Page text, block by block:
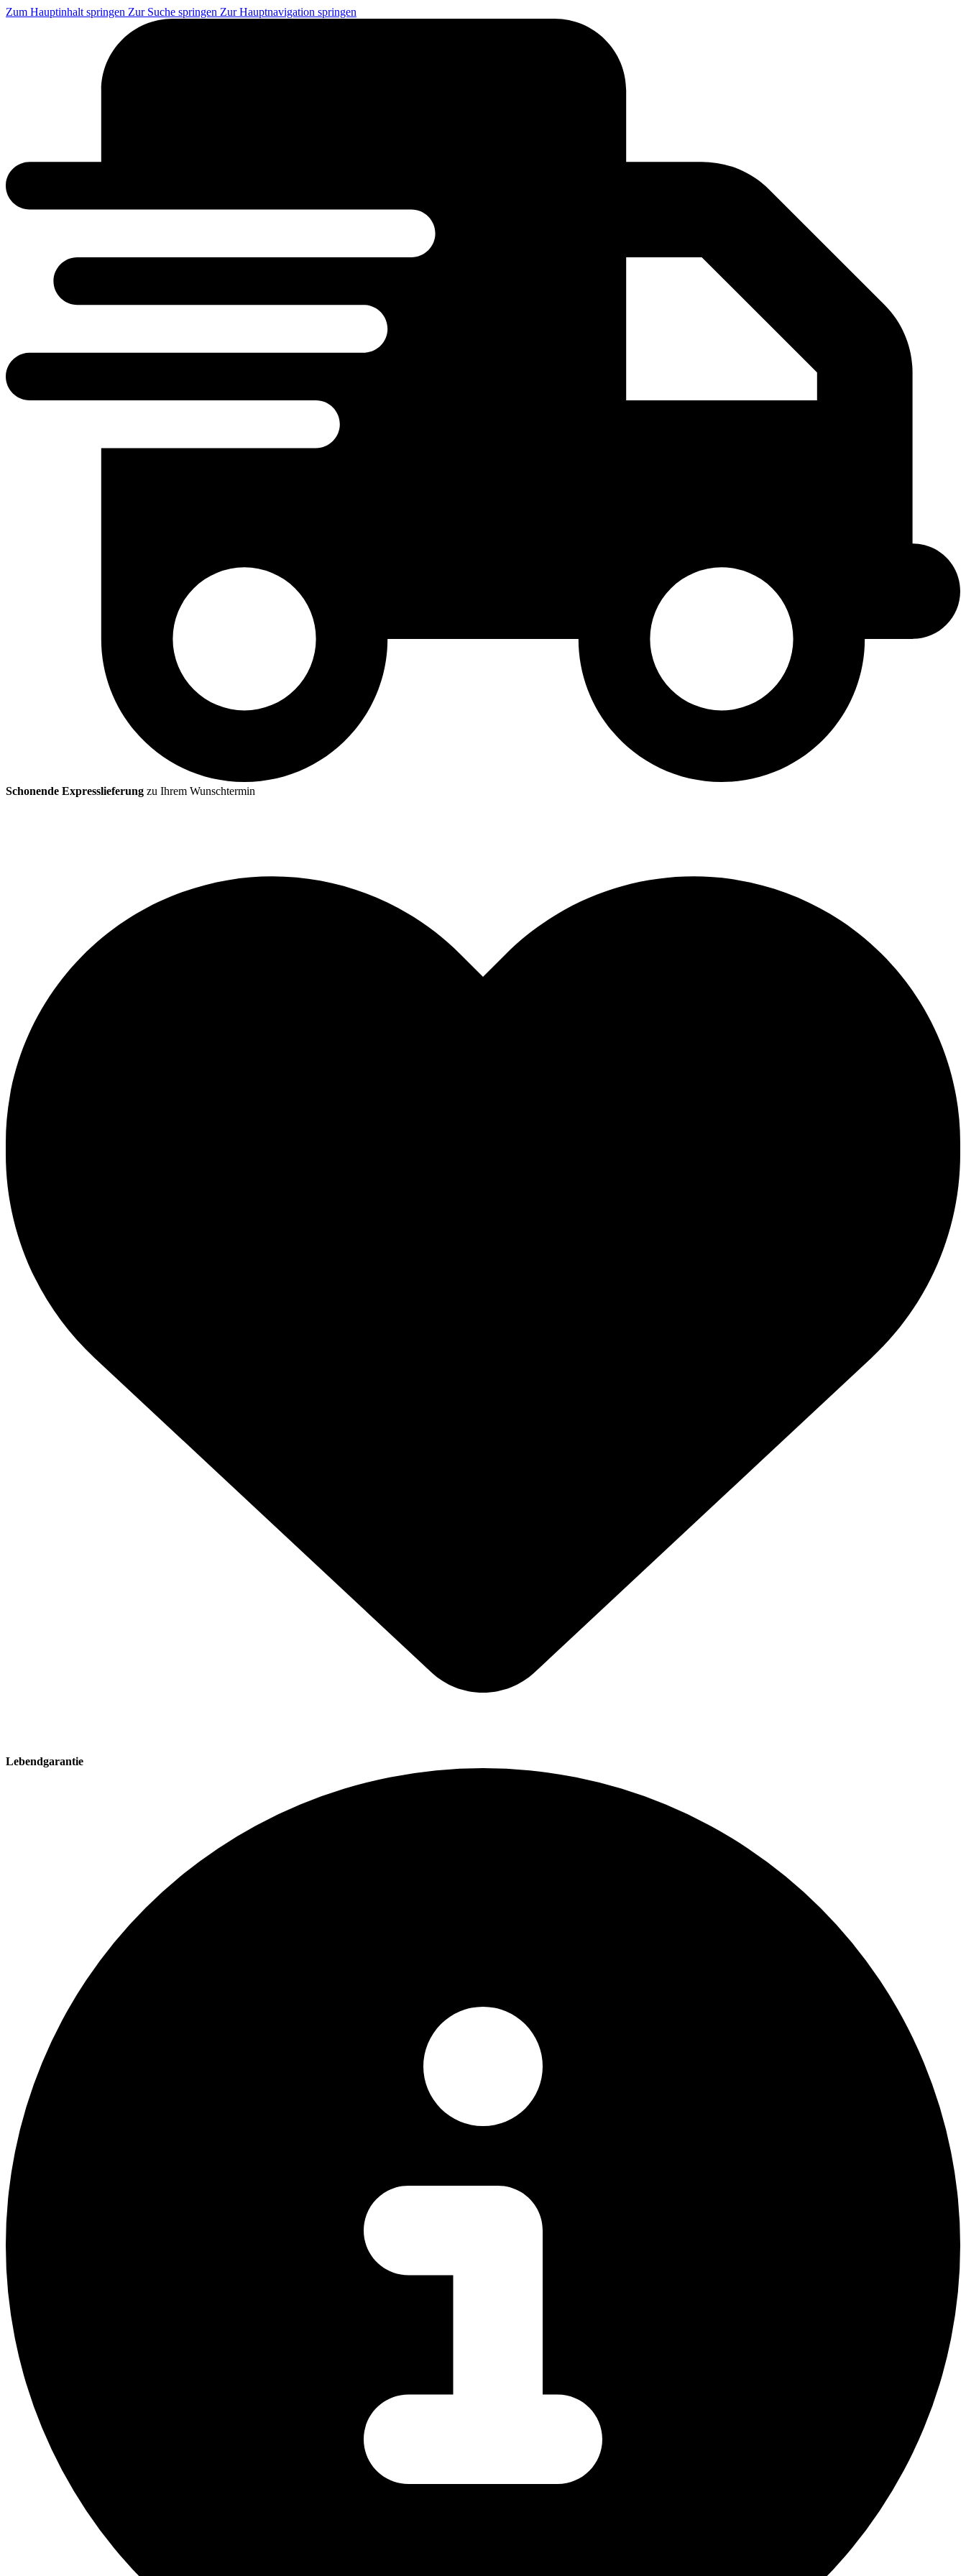
Zum Hauptinhalt springen Zur Suche springen Zur Hauptnavigation springen
Schonende Expresslieferung zu Ihrem Wunschtermin
Lebendgarantie